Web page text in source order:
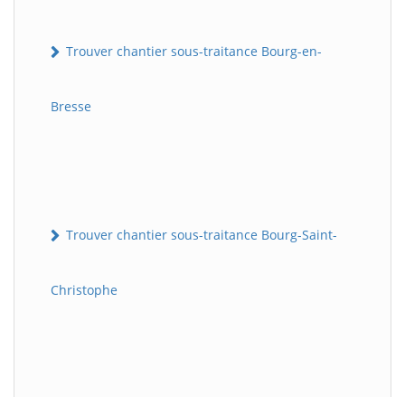
Trouver chantier sous-traitance Bourg-en-
Bresse
Trouver chantier sous-traitance Bourg-Saint-
Christophe